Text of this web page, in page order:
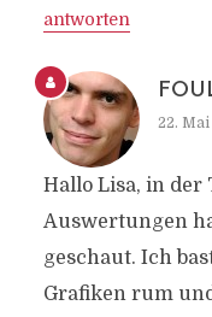
antworten
22. Mai
Hallo Lisa, in der
Auswertungen
geschaut. Ich
Grafiken rum